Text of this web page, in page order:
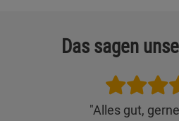
Das sagen
"Alles gut,